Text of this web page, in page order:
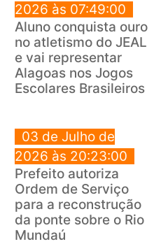
2026 às 07:49:00
Aluno conquista ouro
no atletismo do JEAL
e vai representar
Alagoas nos Jogos
Escolares Brasileiros
03 de Julho de
2026 às 20:23:00
Prefeito autoriza
Ordem de Serviço
para a reconstrução
da ponte sobre o Rio
Mundaú